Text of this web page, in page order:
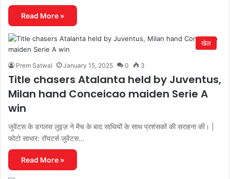
Read More »
खेल
Prem Satwal January 15, 2025 0 3
Title chasers Atalanta held by Juventus,
Milan hand Conceicao maiden Serie A
win
जुवेंटस के डगलस लुइज़ ने मैच के बाद साथियों के साथ प्रशंसकों की सराहना की। |
फोटो साभार: रॉयटर्स जुवेंटस…
Read More »